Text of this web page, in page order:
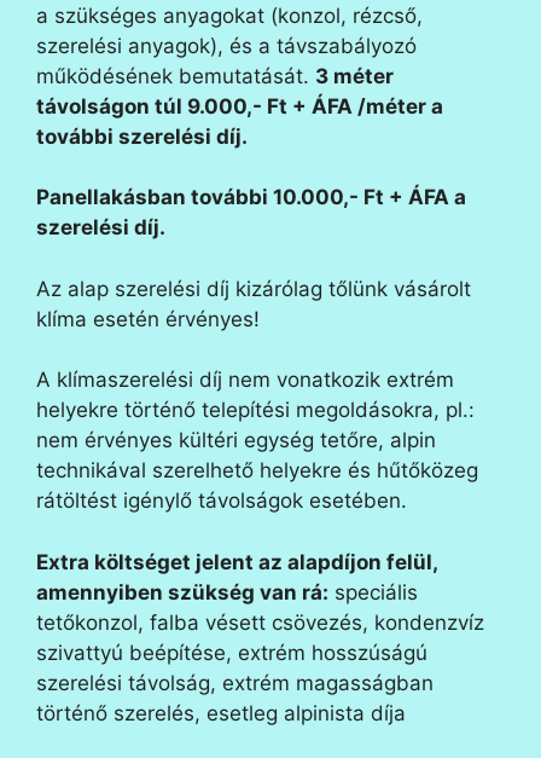
a szükséges anyagokat (konzol, rézcső,
szerelési anyagok), és a távszabályozó
működésének bemutatását. 3 méter
távolságon túl 9.000,- Ft + ÁFA /méter a
további szerelési díj.
Panellakásban további 10.000,- Ft + ÁFA a
szerelési díj.
Az alap szerelési díj kizárólag tőlünk vásárolt
klíma esetén érvényes!
A klímaszerelési díj nem vonatkozik extrém
helyekre történő telepítési megoldásokra, pl.:
nem érvényes kültéri egység tetőre, alpin
technikával szerelhető helyekre és hűtőközeg
rátöltést igénylő távolságok esetében.
Extra költséget jelent az alapdíjon felül,
amennyiben szükség van rá: speciális
tetőkonzol, falba vésett csövezés, kondenzvíz
szivattyú beépítése, extrém hosszúságú
szerelési távolság, extrém magasságban
történő szerelés, esetleg alpinista díja